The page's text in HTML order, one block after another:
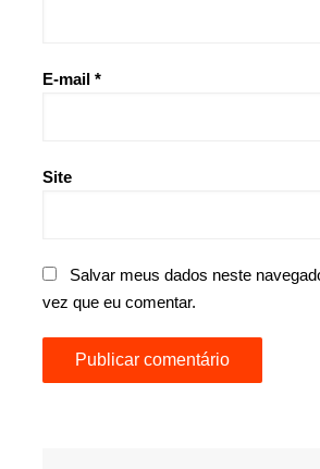
E-mail *
Site
Salvar meus dados neste
vez que eu comentar.